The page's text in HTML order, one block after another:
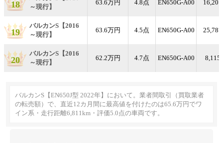
18
～現行】
63.6万円 4.8点 EN650G-A00
19
バルカンS【2016
～現行】
63.6万円 4.5点 EN650G-A00
20
バルカンS【2016
～現行】
62.2万円 4.7点 EN650G-A00
バルカンS【EN650J型 2022年】において。業者間取引（買取業者
の転売額）で、直近12カ月間に最高値を付けたのは65.6万円でワ
イン系・走行距離6,811km・評価5.0点の車両です。